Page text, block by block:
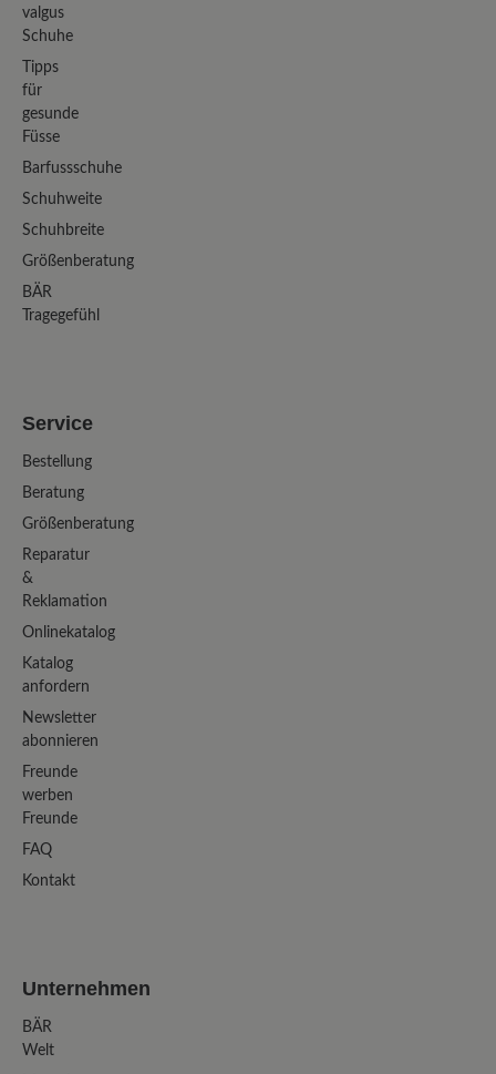
valgus
Schuhe
Tipps
für
gesunde
Füsse
Barfussschuhe
Schuhweite
Schuhbreite
Größenberatung
BÄR
Tragegefühl
Service
Bestellung
Beratung
Größenberatung
Reparatur
&
Reklamation
Onlinekatalog
Katalog
anfordern
Newsletter
abonnieren
Freunde
werben
Freunde
FAQ
Kontakt
Unternehmen
BÄR
Welt